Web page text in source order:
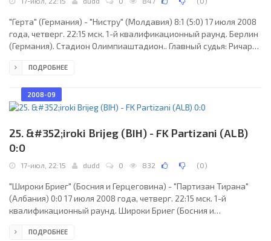
"Герта" (Германия) - "Нистру" (Молдавия) 8:1 (5:0) 17 июля 2008
года, четверг. 22:15 мск. 1-й квалификационный раунд. Берлин
(Германия). Стадион Олимпиаштадион.. Главный судья: Ричард
Берген, Кака, Марк Штайн, Софьян Шахед (Шервин
Лустенбергер, 67), Патрик Эберт, Лукаш Пищек, Марко
Пантелич (Валери Домовчийски, 46), Раффаэл. Главный тренер
ПОДРОБНЕЕ
2008-09
25. &#352;iroki Brijeg (BIH) - FK Partizani (ALB)
0:0
17-июл, 22:15 dudd 0 832 (0)
"Широки Бриег" (Босния и Герцеговина) - "Партизан Тирана"
(Албания) 0:0 17 июля 2008 года, четверг. 22:15 мск. 1-й
квалификационный раунд. Широки Бриег (Босния и
Словакия), Милан Палусак, Душан Кубачка (оба - Словакия).
ПОДРОБНЕЕ